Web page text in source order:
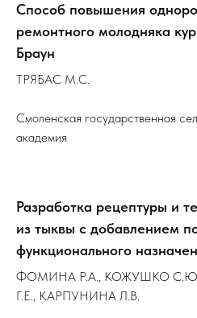
Способ повышения
ремонтного молодняка
Браун
ТРЯБАС М.С.
Смоленская государственная
академия
Разработка рецептуры и
из тыквы с добавлением
функционального
ФОМИНА Р.А., КОЖУШКО
Г.Е., КАРПУНИНА Л.В.